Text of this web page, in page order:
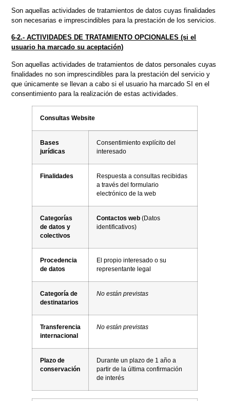
Son aquellas actividades de tratamientos de datos cuyas finalidades
son necesarias e imprescindibles para la prestación de los servicios.
6-2.- ACTIVIDADES DE TRATAMIENTO OPCIONALES (si el
usuario ha marcado su aceptación)
Son aquellas actividades de tratamientos de datos personales cuyas
finalidades no son imprescindibles para la prestación del servicio y
que únicamente se llevan a cabo si el usuario ha marcado SI en el
consentimiento para la realización de estas actividades.
Consultas Website
Bases
jurídicas
Consentimiento explícito del
interesado
Finalidades
Respuesta a consultas recibidas
a través del formulario
electrónico de la web
Categorías
de datos y
colectivos
Contactos web (Datos
identificativos)
Procedencia
de datos
El propio interesado o su
representante legal
Categoría de
destinatarios
No están previstas
Transferencia
internacional
No están previstas
Plazo de
conservación
Durante un plazo de 1 año a
partir de la última confirmación
de interés